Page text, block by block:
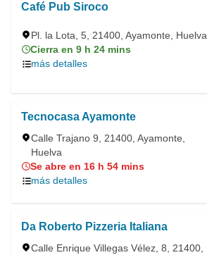
Café Pub Siroco
Pl. la Lota, 5, 21400, Ayamonte, Huelva
Cierra en 9 h 24 mins
más detalles
Tecnocasa Ayamonte
Calle Trajano 9, 21400, Ayamonte,
Huelva
Se abre en 16 h 54 mins
más detalles
Da Roberto Pizzeria Italiana
Calle Enrique Villegas Vélez, 8, 21400,